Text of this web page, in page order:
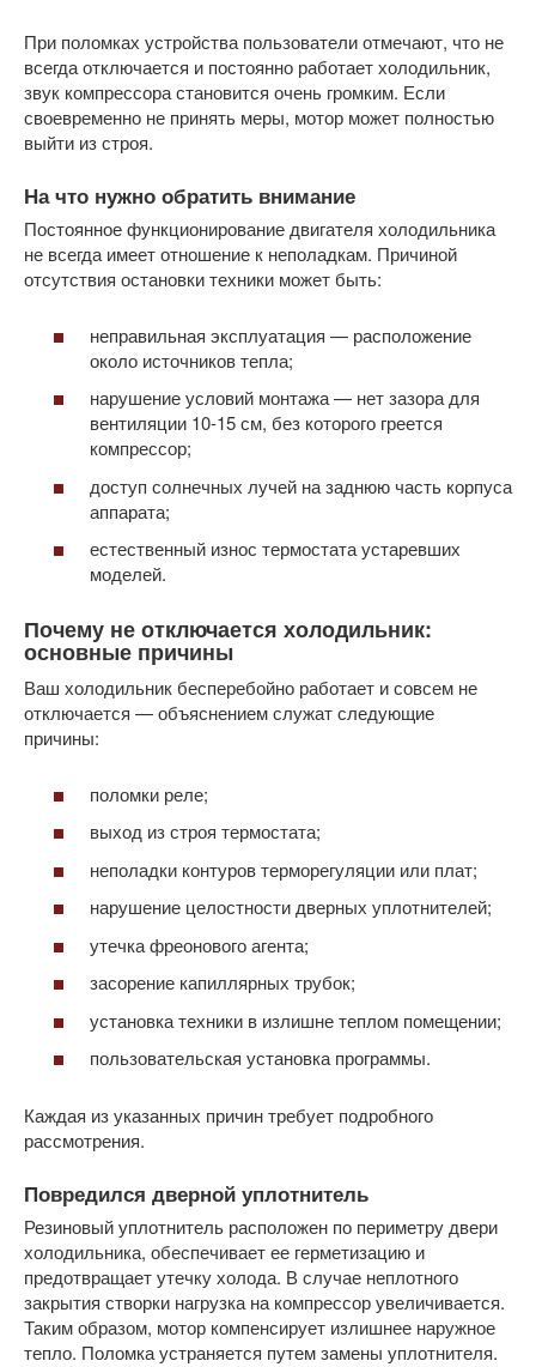
При поломках устройства пользователи отмечают, что не
всегда отключается и постоянно работает холодильник,
звук компрессора становится очень громким. Если
своевременно не принять меры, мотор может полностью
выйти из строя.
На что нужно обратить внимание
Постоянное функционирование двигателя холодильника
не всегда имеет отношение к неполадкам. Причиной
отсутствия остановки техники может быть:
неправильная эксплуатация — расположение
около источников тепла;
нарушение условий монтажа — нет зазора для
вентиляции 10-15 см, без которого греется
компрессор;
доступ солнечных лучей на заднюю часть корпуса
аппарата;
естественный износ термостата устаревших
моделей.
Почему не отключается холодильник:
основные причины
Ваш холодильник бесперебойно работает и совсем не
отключается — объяснением служат следующие
причины:
поломки реле;
выход из строя термостата;
неполадки контуров терморегуляции или плат;
нарушение целостности дверных уплотнителей;
утечка фреонового агента;
засорение капиллярных трубок;
установка техники в излишне теплом помещении;
пользовательская установка программы.
Каждая из указанных причин требует подробного
рассмотрения.
Повредился дверной уплотнитель
Резиновый уплотнитель расположен по периметру двери
холодильника, обеспечивает ее герметизацию и
предотвращает утечку холода. В случае неплотного
закрытия створки нагрузка на компрессор увеличивается.
Таким образом, мотор компенсирует излишнее наружное
тепло. Поломка устраняется путем замены уплотнителя.